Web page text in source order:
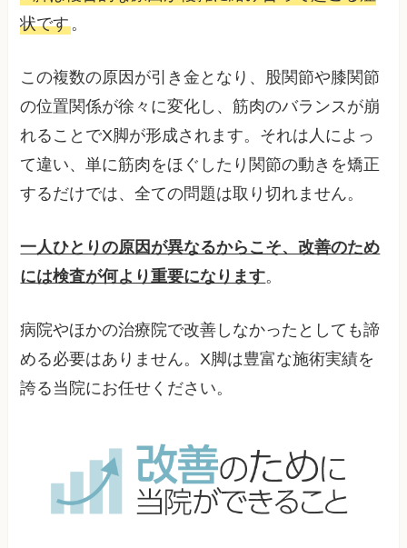
状です。
この複数の原因が引き金となり、股関節や膝関節
の位置関係が徐々に変化し、筋肉のバランスが崩
れることでX脚が形成されます。それは人によっ
て違い、単に筋肉をほぐしたり関節の動きを矯正
するだけでは、全ての問題は取り切れません。
一人ひとりの原因が異なるからこそ、改善のため
には検査が何より重要になります。
病院やほかの治療院で改善しなかったとしても諦
める必要はありません。X脚は豊富な施術実績を
誇る当院にお任せください。